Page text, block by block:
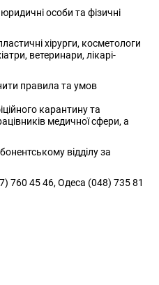
особи та фізичні
хірурги, косметологи
ветеринари, лікарі-
правила та умов
карантину та
медичної сфери, а
відділу за
760 45 46, Одеса (048) 735 81